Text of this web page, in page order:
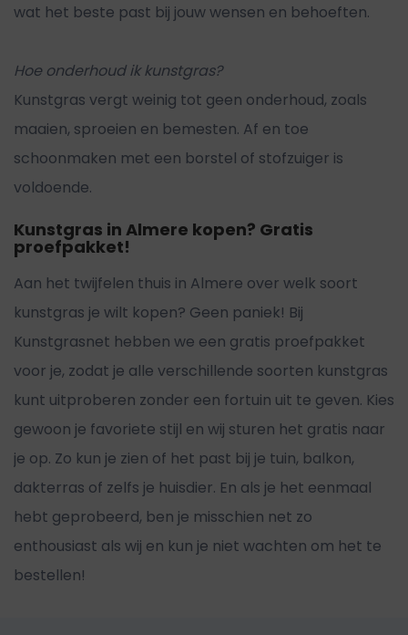
wat het beste past bij jouw wensen en behoeften.
Hoe onderhoud ik kunstgras?
Kunstgras vergt weinig tot geen onderhoud, zoals
maaien, sproeien en bemesten. Af en toe
schoonmaken met een borstel of stofzuiger is
voldoende.
Kunstgras in Almere kopen? Gratis
proefpakket!
Aan het twijfelen thuis in Almere over welk soort
kunstgras je wilt kopen? Geen paniek! Bij
Kunstgrasnet hebben we een gratis proefpakket
voor je, zodat je alle verschillende soorten kunstgras
kunt uitproberen zonder een fortuin uit te geven. Kies
gewoon je favoriete stijl en wij sturen het gratis naar
je op. Zo kun je zien of het past bij je tuin, balkon,
dakterras of zelfs je huisdier. En als je het eenmaal
hebt geprobeerd, ben je misschien net zo
enthousiast als wij en kun je niet wachten om het te
bestellen!